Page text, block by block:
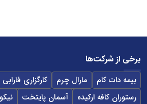
برخی از شرکت‌ها
بیمه دات کام مارال چرم کارگزاری فارابی
رستوران کافه ارکیده
آسمان پایتخت